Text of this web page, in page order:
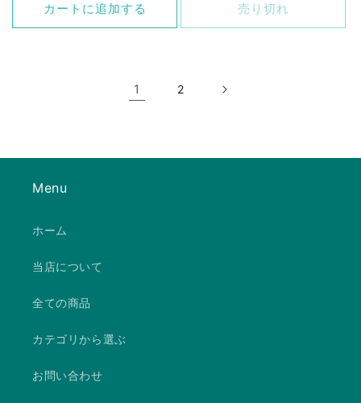
格
カートに追加する
格
売り切れ
1 2
Menu
ホーム
当店について
全ての商品
カテゴリから選ぶ
お問い合わせ